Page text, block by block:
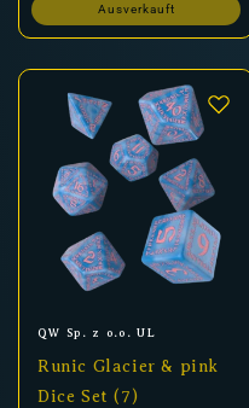
Ausverkauft
Anbieter:
QW Sp. z o.o. UL
Runic Glacier & pink
Dice Set (7)